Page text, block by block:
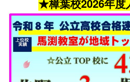
★樟葉校2026年